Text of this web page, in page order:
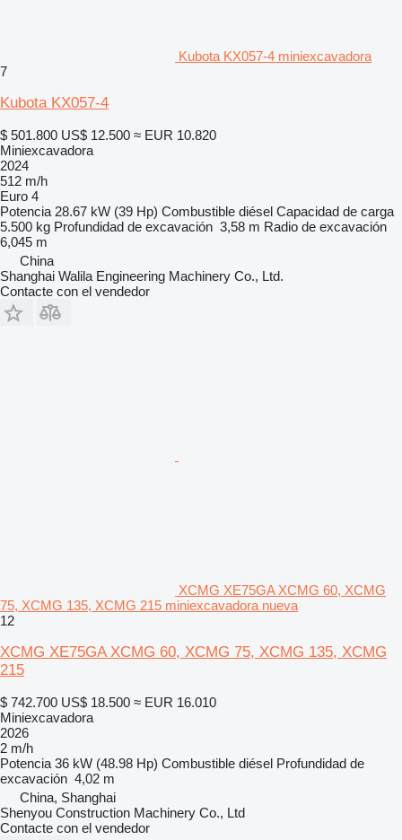
Kubota KX057-4 miniexcavadora
7
Kubota KX057-4
$ 501.800 US$ 12.500 ≈ EUR 10.820
Miniexcavadora
2024
512 m/h
Euro 4
Potencia 28.67 kW (39 Hp) Combustible diésel Capacidad de carga
5.500 kg Profundidad de excavación 3,58 m Radio de excavación
6,045 m
China
Shanghai Walila Engineering Machinery Co., Ltd.
Contacte con el vendedor
XCMG XE75GA XCMG 60, XCMG
75, XCMG 135, XCMG 215 miniexcavadora nueva
12
XCMG XE75GA XCMG 60, XCMG 75, XCMG 135, XCMG
215
$ 742.700 US$ 18.500 ≈ EUR 16.010
Miniexcavadora
2026
2 m/h
Potencia 36 kW (48.98 Hp) Combustible diésel Profundidad de
excavación 4,02 m
China, Shanghai
Shenyou Construction Machinery Co., Ltd
Contacte con el vendedor